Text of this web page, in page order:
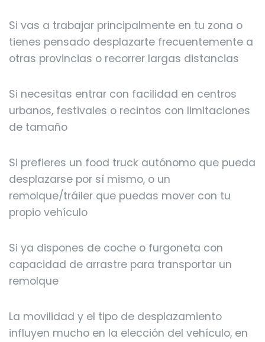
Si vas a trabajar principalmente en tu zona o
tienes pensado desplazarte frecuentemente a
otras provincias o recorrer largas distancias
Si necesitas entrar con facilidad en centros
urbanos, festivales o recintos con limitaciones
de tamaño
Si prefieres un food truck autónomo que pueda
desplazarse por sí mismo, o un
remolque/tráiler que puedas mover con tu
propio vehículo
Si ya dispones de coche o furgoneta con
capacidad de arrastre para transportar un
remolque
La movilidad y el tipo de desplazamiento
influyen mucho en la elección del vehículo, en